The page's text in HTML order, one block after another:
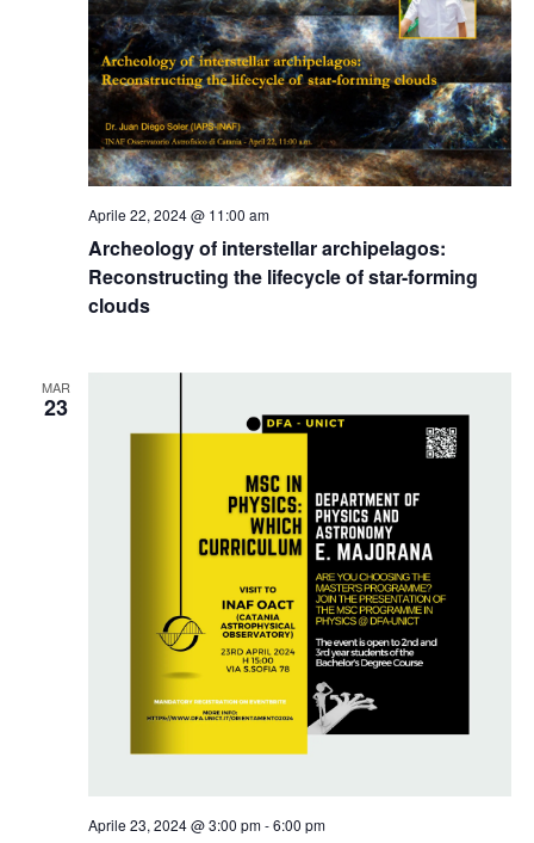
Archeology of interstellar archipelagos:
Reconstructing the lifecycle of star-forming
clouds
Aprile 22, 2024 @ 11:00 am
MAR
23
Aprile 23, 2024 @ 3:00 pm-6:00 pm